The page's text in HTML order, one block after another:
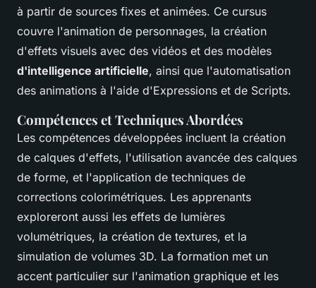
à partir de sources fixes et animées. Ce cursus
couvre l'animation de personnages, la création
d'effets visuels avec des vidéos et des modèles
d'intelligence artificielle, ainsi que l'automatisation
des animations à l'aide d'Expressions et de Scripts.
Compétences et Techniques Abordées
Les compétences développées incluent la création
de calques d'effets, l'utilisation avancée des calques
de forme, et l'application de techniques de
corrections colorimétriques. Les apprenants
exploreront aussi les effets de lumières
volumétriques, la création de textures, et la
simulation de volumes 3D. La formation met un
accent particulier sur l'animation graphique et les